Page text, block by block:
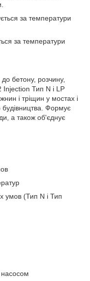
за температури
за температури
бетону, розчину,
Тип N і LP
і тріщин у мостах і
будівництва. Формує
а також об'єднує
умов (Тип N і Тип